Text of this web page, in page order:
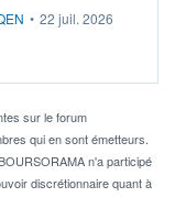
PEA.
• 22 juil. 2026
sur le forum
qui en sont émetteurs.
n'a participé
discrétionnaire quant à